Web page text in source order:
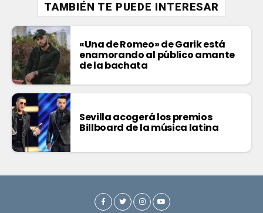
TAMBIÉN TE PUEDE INTERESAR
«Una de Romeo» de Garik está
enamorando al público amante
de la bachata
Sevilla acogerá los premios
Billboard de la música latina